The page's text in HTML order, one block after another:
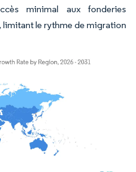
minimal aux fonderies
limitant le rythme de migration